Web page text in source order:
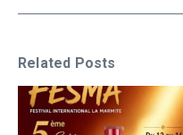
Related Posts